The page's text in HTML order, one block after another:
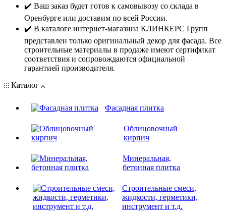
✔️ Ваш заказ будет готов к самовывозу со склада в
Оренбурге или доставим по всей России.
✔️ В каталоге интернет-магазина КЛИНКЕРС Групп
представлен только оригинальный декор для фасада. Все
строительные материалы в продаже имеют сертификат
соответствия и сопровождаются официальной
гарантией производителя.
Каталог
Фасадная плитка
Облицовочный
кирпич
Минеральная,
бетонная плитка
Строительные смеси,
жидкости, герметики,
инструмент и т.д.